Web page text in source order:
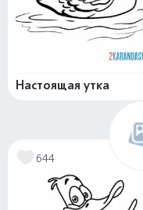
Настоящая утка
644